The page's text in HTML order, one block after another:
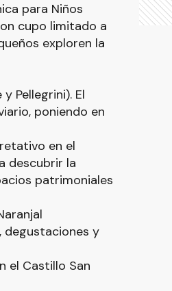
para Niños
cupo limitado a
exploren la
Pellegrini). El
poniendo en
en el
descubrir la
patrimoniales
y
el Castillo San